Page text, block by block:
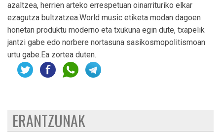
azaltzea, herrien arteko errespetuan oinarrituriko elkar
ezagutza bultzatzea.World music etiketa modan dagoen
honetan produktu moderno eta txukuna egin dute, txapelik
jantzi gabe edo norbere nortasuna sasikosmopolitismoan
urtu gabe.Ea zortea duten.
ERANTZUNAK